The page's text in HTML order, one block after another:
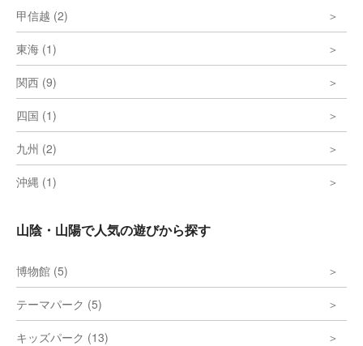
甲信越 (2)
東海 (1)
関西 (9)
四国 (1)
九州 (2)
沖縄 (1)
山陰・山陽で人気の遊びから探す
博物館 (5)
テーマパーク (5)
キッズパーク (13)